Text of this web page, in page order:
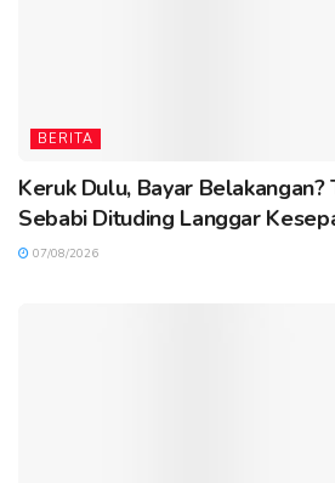
BERITA
Keruk Dulu, Bayar Belakangan?
Sebabi Dituding Langgar
07/08/2026